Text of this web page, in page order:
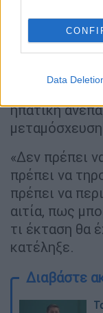
Data
Ο ίδιος
σημειώνοντας
περιπτώσεις
ελάχιστες
ηπατική
«Δεν πρέπει
πρέπει να
πρέπει να
αιτία, πως
τι έκταση θα
κατέληξε.
Διαβάστε